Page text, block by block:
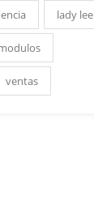
lady lee
ventas